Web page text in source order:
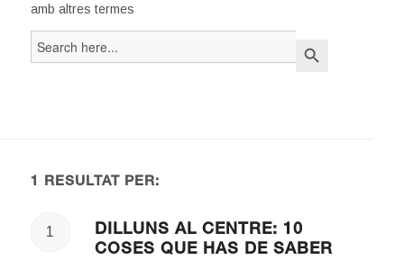
amb altres termes
Search
for:
1 RESULTAT PER:
1
DILLUNS AL CENTRE: 10
COSES QUE HAS DE SABER